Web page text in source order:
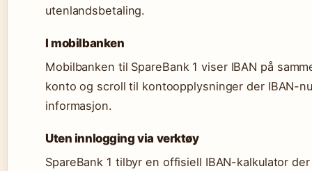
utenlandsbetaling.
I mobilbanken
Mobilbanken til SpareBank 1 viser IBAN på
konto og scroll til kontoopplysninger der IBAN-
informasjon.
Uten innlogging via verktøy
SpareBank 1 tilbyr en offisiell IBAN-kalkulator